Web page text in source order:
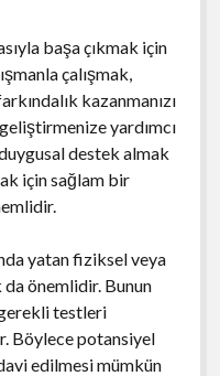
başa çıkmak için
çalışmak,
kazanmanızı
yardımcı
destek almak
için sağlam bir
yatan fiziksel veya
önemlidir. Bunun
testleri
Böylece potansiyel
edilmesi mümkün